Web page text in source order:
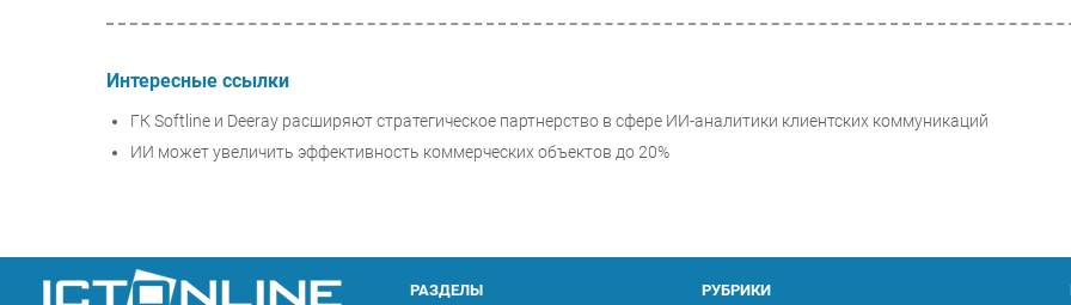
Интересные ссылки
ГК Softline и Deeray расширяют стратегическое партнерство в сфере ИИ-аналитики клиентских коммуникаций
ИИ может увеличить эффективность коммерческих объектов до 20%
РАЗДЕЛЫ РУБРИКИ